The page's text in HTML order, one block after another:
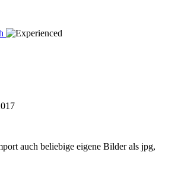
auch beliebige eigene Bilder als jpg,